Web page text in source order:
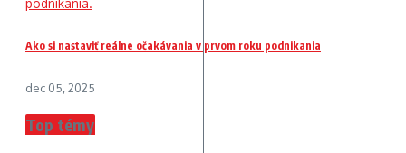
Ako si nastaviť reálne očakávania v prvom roku podnikania
dec 05, 2025
Top témy